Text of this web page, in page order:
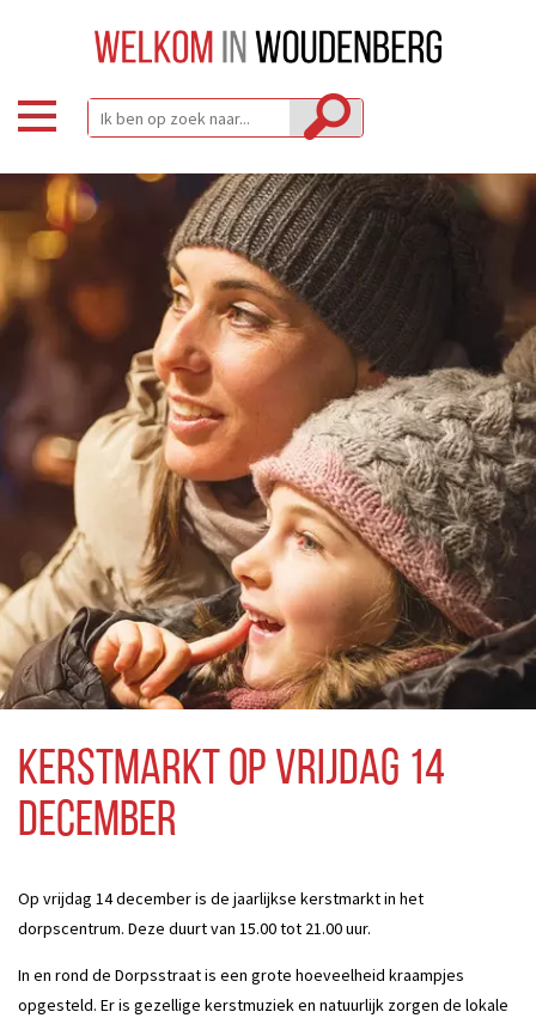
Kerstmarkt op vrijdag 14
december
Op vrijdag 14 december is de jaarlijkse kerstmarkt in het
dorpscentrum. Deze duurt van 15.00 tot 21.00 uur.
In en rond de Dorpsstraat is een grote hoeveelheid kraampjes
opgesteld. Er is gezellige kerstmuziek en natuurlijk zorgen de lokale